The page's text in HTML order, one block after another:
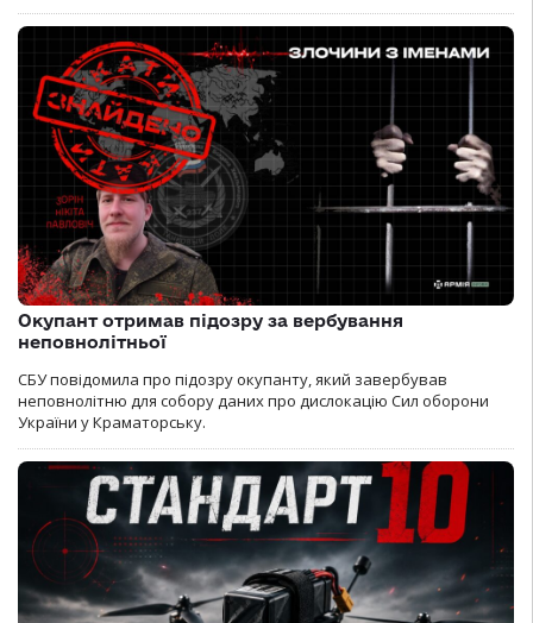
Окупант отримав підозру за вербування
неповнолітньої
СБУ повідомила про підозру окупанту, який завербував
неповнолітню для собору даних про дислокацію Сил оборони
України у Краматорську.